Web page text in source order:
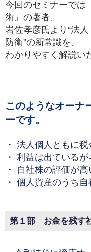
今回のセミナーでは
術』の著者、
岩佐孝彦氏より“法
防衛”の新常識を、
わかりやすく解説い
このようなオーナ
ーです。
・ 法人個人ともに
・ 利益は出ている
・ 自社株の評価が高
・ 個人資産のうち
第１部 お金を残す